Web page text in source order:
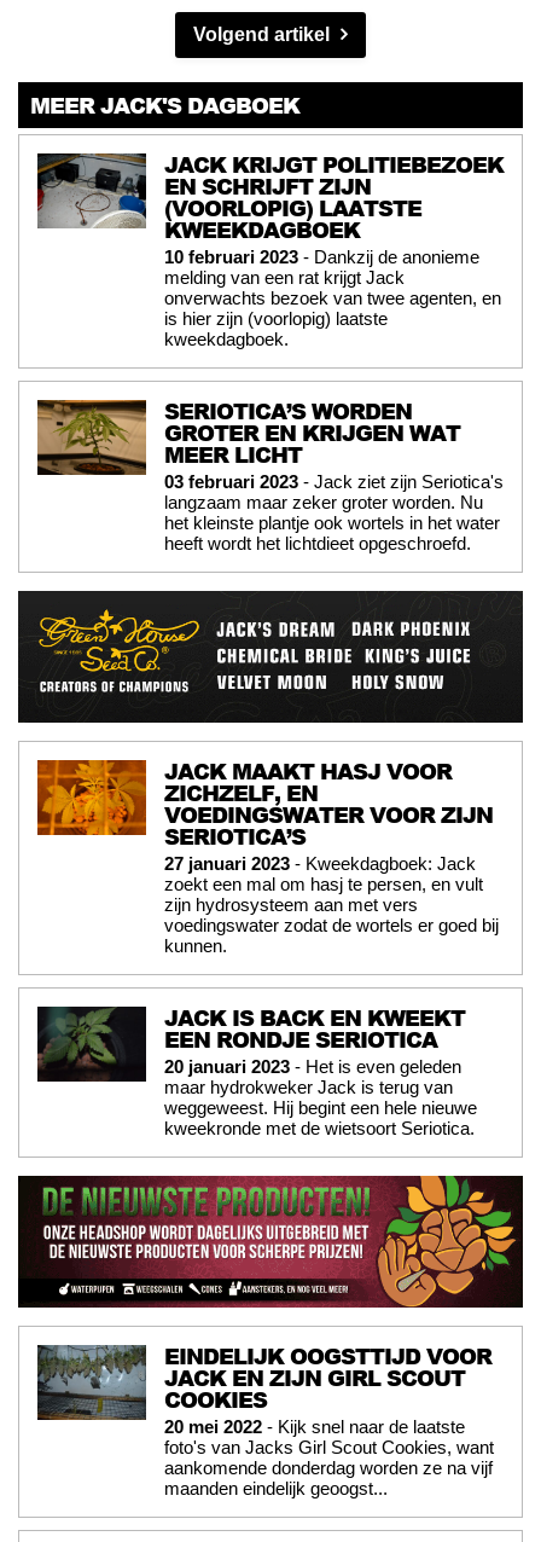
Volgend artikel
MEER JACK'S DAGBOEK
JACK KRIJGT POLITIEBEZOEK
EN SCHRIJFT ZIJN
(VOORLOPIG) LAATSTE
KWEEKDAGBOEK
10 februari 2023 - Dankzij de anonieme
melding van een rat krijgt Jack
onverwachts bezoek van twee agenten, en
is hier zijn (voorlopig) laatste
kweekdagboek.
SERIOTICA’S WORDEN
GROTER EN KRIJGEN WAT
MEER LICHT
03 februari 2023 - Jack ziet zijn Seriotica's
langzaam maar zeker groter worden. Nu
het kleinste plantje ook wortels in het water
heeft wordt het lichtdieet opgeschroefd.
JACK MAAKT HASJ VOOR
ZICHZELF, EN
VOEDINGSWATER VOOR ZIJN
SERIOTICA’S
27 januari 2023 - Kweekdagboek: Jack
zoekt een mal om hasj te persen, en vult
zijn hydrosysteem aan met vers
voedingswater zodat de wortels er goed bij
kunnen.
JACK IS BACK EN KWEEKT
EEN RONDJE SERIOTICA
20 januari 2023 - Het is even geleden
maar hydrokweker Jack is terug van
weggeweest. Hij begint een hele nieuwe
kweekronde met de wietsoort Seriotica.
EINDELIJK OOGSTTIJD VOOR
JACK EN ZIJN GIRL SCOUT
COOKIES
20 mei 2022 - Kijk snel naar de laatste
foto's van Jacks Girl Scout Cookies, want
aankomende donderdag worden ze na vijf
maanden eindelijk geoogst...